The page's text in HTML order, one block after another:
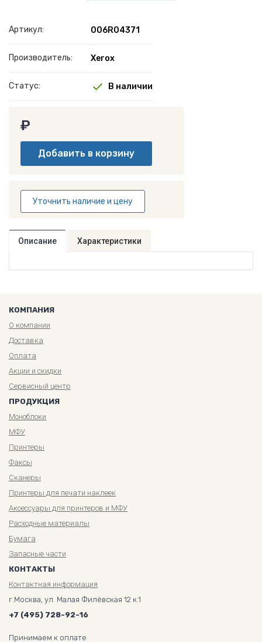
Артикул: 006R04371
Производитель: Xerox
Статус: В наличии
₽
Уточнить наличие и цену
Описание Характеристики
КОМПАНИЯ
О компании
Доставка
Оплата
Акции и скидки
Сервисный центр
ПРОДУКЦИЯ
Моноблоки
МФУ
Принтеры
Факсы
Сканеры
Принтеры для печати наклеек
Аксессуары для принтеров и МФУ
Расходные материалы
Бумага
Запасные части
КОНТАКТЫ
Контактная информация
г.Москва, ул. Малая Филёвская 12 к.1
+7 (495) 728-92-16
Принимаем к оплате